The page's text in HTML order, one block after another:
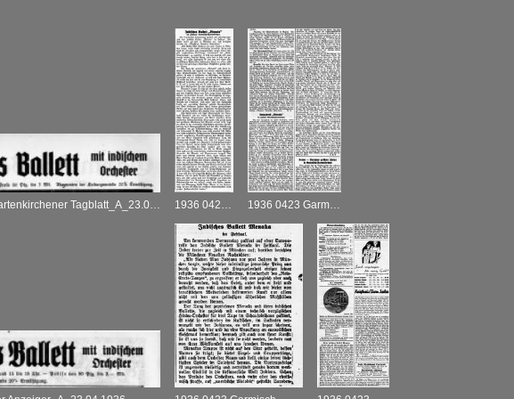
1936 0423 Garmisch_Garmisch-Partenkirchener Tagblatt_A_23.04.1936 1936 0423 Garmisch_Garmisch-Partenkirchener Tagblatt_R_27.04.1936